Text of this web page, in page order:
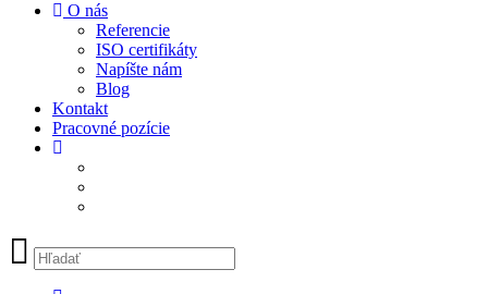
O nás
Referencie
ISO certifikáty
Napíšte nám
Blog
Kontakt
Pracovné pozície